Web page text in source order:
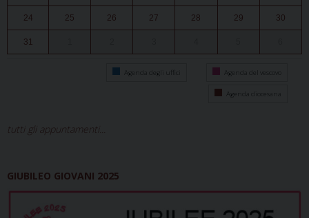
24 25 26 27 28 29 30
31
Agenda degli uffici Agenda del vescovo
Agenda diocesana
tutti gli appuntamenti...
GIUBILEO GIOVANI 2025